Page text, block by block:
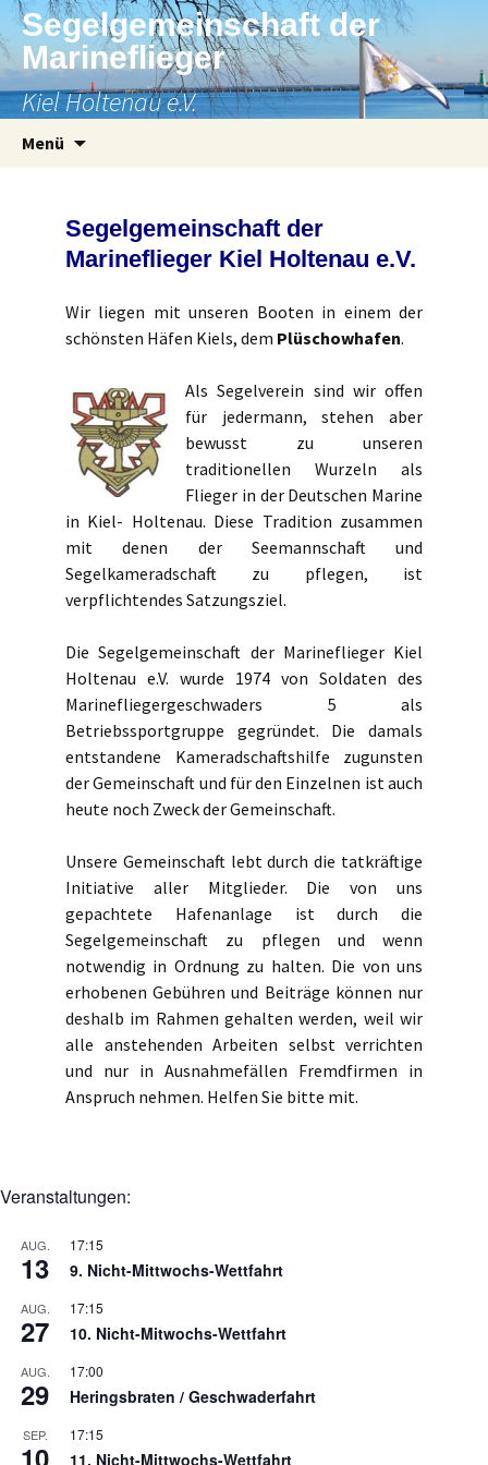
Segelgemeinschaft der
Marineflieger
Kiel Holtenau e.V.
Menü
Segelgemeinschaft der
Marineflieger Kiel Holtenau e.V.
Wir liegen mit unseren Booten in einem der
schönsten Häfen Kiels, dem Plüschowhafen.
AlsSegelverein sind wir offen
für jedermann, stehen aber
bewusst zu unseren
traditionellen Wurzeln als
Flieger in der Deutschen Marine
in Kiel- Holtenau. Diese Tradition zusammen
mit denen der Seemannschaft und
Segelkameradschaft zu pflegen, ist
verpflichtendes Satzungsziel.
Die Segelgemeinschaft der Marineflieger Kiel
Holtenau e.V. wurde 1974 von Soldaten des
Marinefliegergeschwaders 5 als
Betriebssportgruppe gegründet. Die damals
entstandene Kameradschaftshilfe zugunsten
der Gemeinschaft und für den Einzelnen ist auch
heute noch Zweck der Gemeinschaft.
Unsere Gemeinschaft lebt durch die tatkräftige
Initiative aller Mitglieder. Die von uns
gepachtete Hafenanlage ist durch die
Segelgemeinschaft zu pflegen und wenn
notwendig in Ordnung zu halten. Die von uns
erhobenen Gebühren und Beiträge können nur
deshalb im Rahmen gehalten werden, weil wir
alle anstehenden Arbeiten selbst verrichten
und nur in Ausnahmefällen Fremdfirmen in
Anspruch nehmen. Helfen Sie bitte mit.
Veranstaltungen:
AUG.
13
17:15
9. Nicht-Mittwochs-Wettfahrt
AUG.
27
17:15
10. Nicht-Mitwochs-Wettfahrt
AUG.
29
17:00
Heringsbraten / Geschwaderfahrt
SEP.
10
17:15
11. Nicht-Mittwochs-Wettfahrt